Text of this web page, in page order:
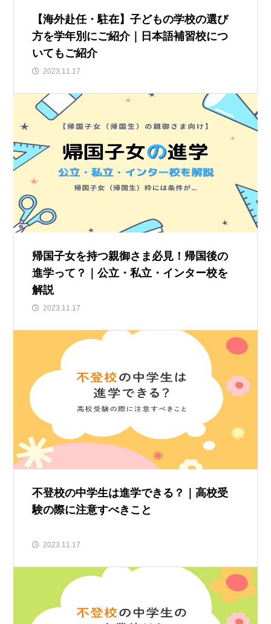
【海外赴任・駐在】子どもの学校の選び
方を学年別にご紹介｜日本語補習校につ
いてもご紹介
2023.11.17
帰国子女を持つ親御さま必見！帰国後の
進学って？｜公立・私立・インター校を
解説
2023.11.17
不登校の中学生は進学できる？｜高校受
験の際に注意すべきこと
2023.11.17